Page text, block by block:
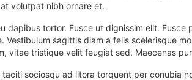
volutpat nibh ornare et.
dapibus tortor. Fusce ut dignissim elit.
Vestibulum sagittis diam a felis scelerisque
vitae tristique velit feugiat sed. Maecenas
taciti sociosqu ad litora torquent per conubia